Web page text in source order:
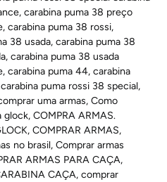
,carabina puma 38 preço
,carabina puma 38 rossi,
38 usada,carabina puma 38
,carabina puma 38 usada
,carabina puma 44,carabina
carabina puma rossi 38 special,
uma armas,Como
glock,COMPRA ARMAS.
,COMPRAR ARMAS,
no brasil,Comprar armas
ARMAS PARA CAÇA,
CAÇA,comprar